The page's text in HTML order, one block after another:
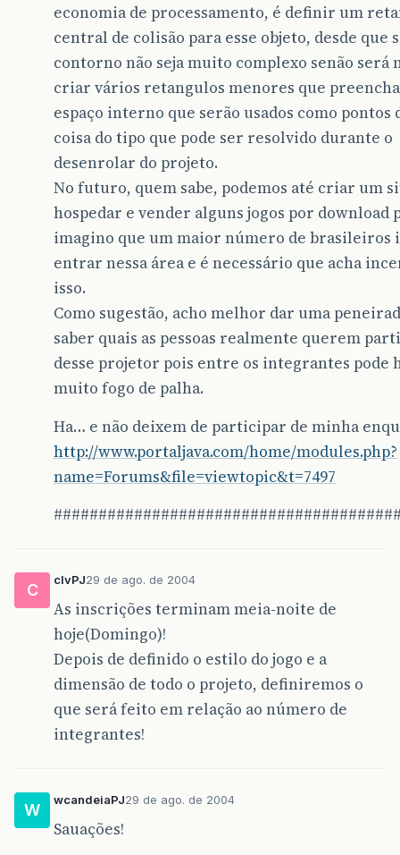
economia de processamento, é definir um
central de colisão para esse objeto, desde que
contorno não seja muito complexo senão será
criar vários retangulos menores que
espaço interno que serão usados como pontos
coisa do tipo que pode ser resolvido durante o
desenrolar do projeto.
No futuro, quem sabe, podemos até criar um
hospedar e vender alguns jogos por download
imagino que um maior número de brasileiros
entrar nessa área e é necessário que acha
isso.
Como sugestão, acho melhor dar uma
saber quais as pessoas realmente querem
desse projetor pois entre os integrantes pode
muito fogo de palha.
Ha… e não deixem de participar de minha
http://www.portaljava.com/home/modules.php?
name=Forums&file=viewtopic&t=7497
C
clvPJ29 de ago. de 2004
As inscrições terminam meia-noite de
hoje(Domingo)!
Depois de definido o estilo do jogo e a
dimensão de todo o projeto, definiremos o
que será feito em relação ao número de
integrantes!
W
wcandeiaPJ29 de ago. de 2004
Sauações!